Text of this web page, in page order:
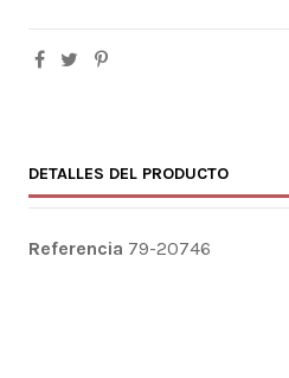
DETALLES DEL PRODUCTO
Referencia 79-20746